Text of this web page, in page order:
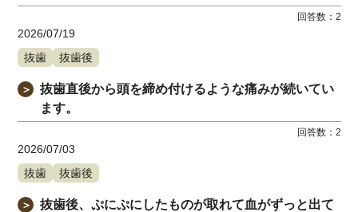
回答数： 2
2026/07/19
抜歯
抜歯後
＞
抜歯直後から頭を締め付けるような痛みが続いてい
ます。
回答数： 2
2026/07/03
抜歯
抜歯後
＞
抜歯後、ぷにぷにしたものが取れて血がずっと出て